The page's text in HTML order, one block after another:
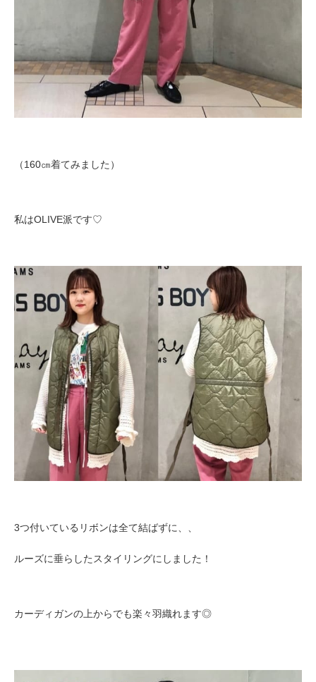
（160㎝着てみました）
私はOLIVE派です♡
3つ付いているリボンは全て結ばずに、、
ルーズに垂らしたスタイリングにしました！
カーディガンの上からでも楽々羽織れます◎